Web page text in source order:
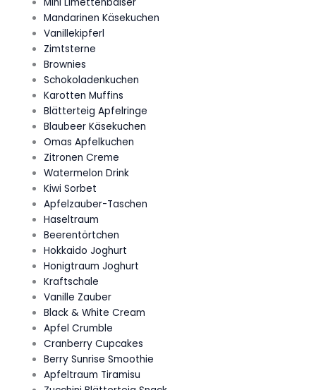
Mandarinen Käsekuchen
Vanillekipferl
Zimtsterne
Brownies
Schokoladenkuchen
Karotten Muffins
Blätterteig Apfelringe
Blaubeer Käsekuchen
Omas Apfelkuchen
Zitronen Creme
Watermelon Drink
Kiwi Sorbet
Apfelzauber-Taschen
Haseltraum
Beerentörtchen
Hokkaido Joghurt
Honigtraum Joghurt
Kraftschale
Vanille Zauber
Black & White Cream
Apfel Crumble
Cranberry Cupcakes
Berry Sunrise Smoothie
Apfeltraum Tiramisu